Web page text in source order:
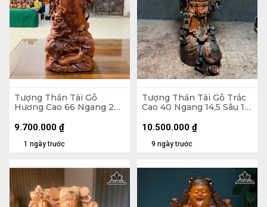
Tượng Thần Tài Gỗ
Hương Cao 66 Ngang 26
1 ngày trước
9.700.000 ₫
Tượng Thần Tài Gỗ Trắc
Cao 40 Ngang 14,5 Sâu 17
9 ngày trước
10.500.000 ₫